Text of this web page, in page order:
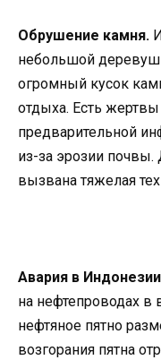
Обрушение камня.
небольшой
огромный кусок
отдыха. Есть
предварительной
из-за эрозии
вызвана тяжелая
Авария в
на нефтепроводах в
нефтяное пятно
возгорания пятна